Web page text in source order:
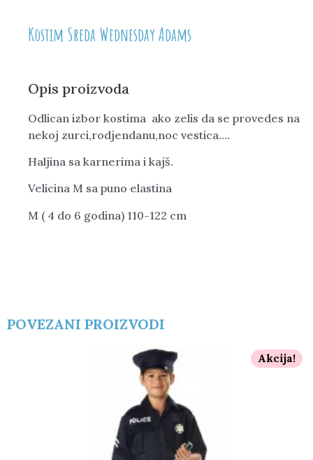
Kostim Sreda Wednesday Adams
Opis proizvoda
Odlican izbor kostima ako zelis da se provedes na
nekoj zurci,rodjendanu,noc vestica….
Haljina sa karnerima i kajš.
Velicina M sa puno elastina
M ( 4 do 6 godina) 110-122 cm
POVEZANI PROIZVODI
Akcija!